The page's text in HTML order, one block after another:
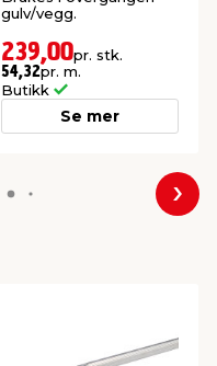
gulv/vegg.
239,00pr. stk.
54,32pr. m.
Butikk
Se mer